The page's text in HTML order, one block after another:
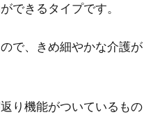
できるタイプです。
で、きめ細やかな介護が
り機能がついているもの